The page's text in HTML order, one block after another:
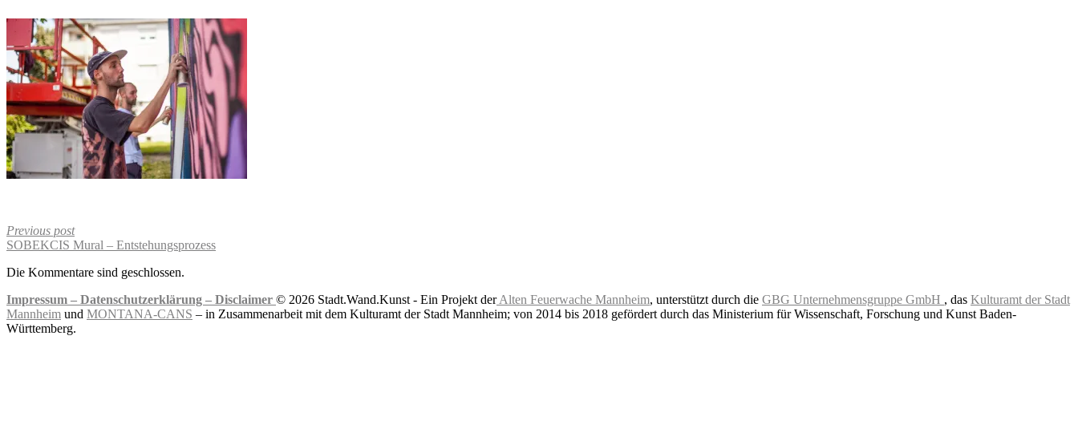
Previous post
SOBEKCIS Mural – Entstehungsprozess
Die Kommentare sind geschlossen.
Impressum – Datenschutzerklärung – Disclaimer © 2026 Stadt.Wand.Kunst - Ein Projekt derAlten Feuerwache Mannheim, unterstützt durch die GBG Unternehmensgruppe GmbH , das Kulturamt der Stadt
Mannheim und MONTANA-CANS – in Zusammenarbeit mit dem Kulturamt der Stadt Mannheim; von 2014 bis 2018 gefördert durch das Ministerium für Wissenschaft, Forschung und Kunst Baden-
Württemberg.